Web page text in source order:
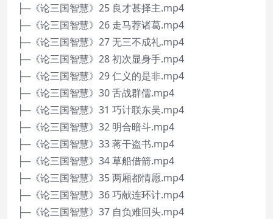
├─《论三国智慧》25 良才甚择主.mp4
├─《论三国智慧》26 走马荐诸葛.mp4
├─《论三国智慧》27 无三不成礼.mp4
├─《论三国智慧》28 初次显身手.mp4
├─《论三国智慧》29 仁义的是非.mp4
├─《论三国智慧》30 舌战群儒.mp4
├─《论三国智慧》31 巧计联东吴.mp4
├─《论三国智慧》32 明合暗斗.mp4
├─《论三国智慧》33 蒋干盗书.mp4
├─《论三国智慧》34 草船借箭.mp4
├─《论三国智慧》35 两厢都情愿.mp4
├─《论三国智慧》36 巧献连环计.mp4
├─《论三国智慧》37 自负难回头.mp4